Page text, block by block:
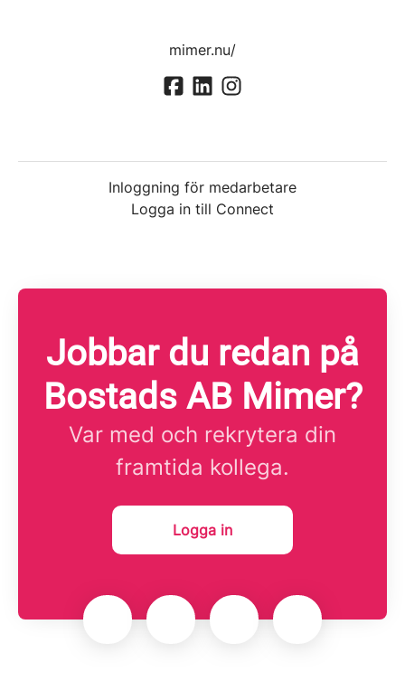
mimer.nu/
Inloggning för medarbetare
Logga in till Connect
Jobbar du redan på
Bostads AB Mimer?
Var med och rekrytera din
framtida kollega.
Logga in